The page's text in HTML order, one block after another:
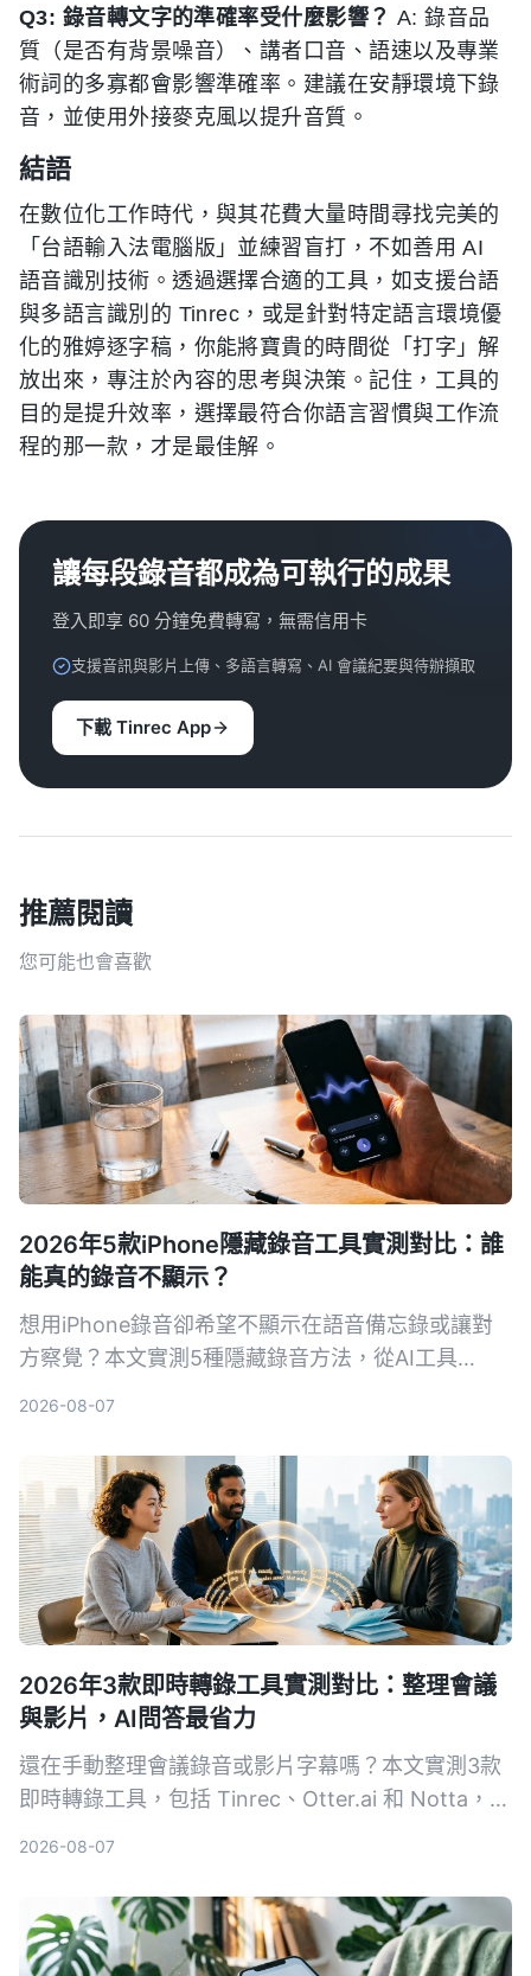
Q3: 錄音轉文字的準確率受什麼影響？ A: 錄音品
質（是否有背景噪音）、講者口音、語速以及專業
術詞的多寡都會影響準確率。建議在安靜環境下錄
音，並使用外接麥克風以提升音質。
結語
在數位化工作時代，與其花費大量時間尋找完美的
「台語輸入法電腦版」並練習盲打，不如善用 AI
語音識別技術。透過選擇合適的工具，如支援台語
與多語言識別的 Tinrec，或是針對特定語言環境優
化的雅婷逐字稿，你能將寶貴的時間從「打字」解
放出來，專注於內容的思考與決策。記住，工具的
目的是提升效率，選擇最符合你語言習慣與工作流
程的那一款，才是最佳解。
讓每段錄音都成為可執行的成果
登入即享 60 分鐘免費轉寫，無需信用卡
支援音訊與影片上傳、多語言轉寫、AI 會議紀要與待辦擷取
下載 Tinrec App
推薦閱讀
您可能也會喜歡
2026年5款iPhone隱藏錄音工具實測對比：誰
能真的錄音不顯示？
想用iPhone錄音卻希望不顯示在語音備忘錄或讓對
方察覺？本文實測5種隱藏錄音方法，從AI工具
2026-08-07
2026年3款即時轉錄工具實測對比：整理會議
與影片，AI問答最省力
還在手動整理會議錄音或影片字幕嗎？本文實測3款
即時轉錄工具，包括 Tinrec、Otter.ai 和 Notta，從
2026-08-07